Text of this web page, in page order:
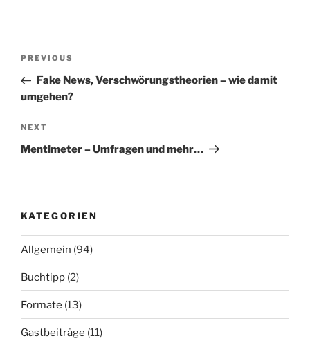
Beitragsnavigation
Previous
Post
PREVIOUS
Fake News, Verschwörungstheorien – wie damit
umgehen?
Next
Post
NEXT
Mentimeter – Umfragen und mehr…
KATEGORIEN
Allgemein (94)
Buchtipp (2)
Formate (13)
Gastbeiträge (11)